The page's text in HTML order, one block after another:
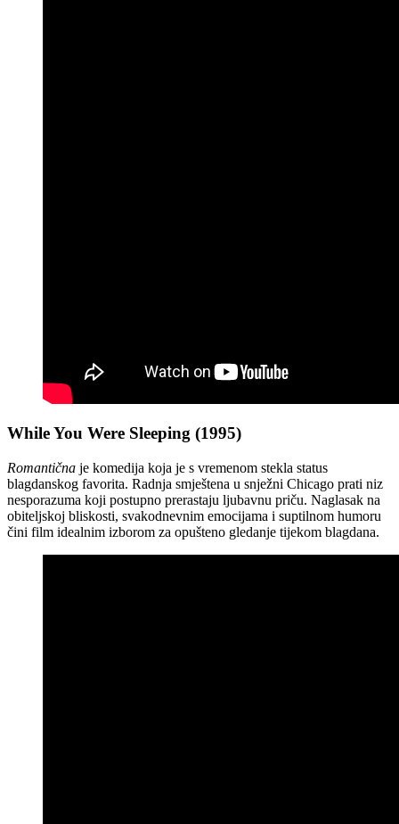
While You Were Sleeping (1995)
Romantična je komedija koja je s vremenom stekla status
blagdanskog favorita. Radnja smještena u snježni Chicago prati niz
nesporazuma koji postupno prerastaju ljubavnu priču. Naglasak na
obiteljskoj bliskosti, svakodnevnim emocijama i suptilnom humoru
čini film idealnim izborom za opušteno gledanje tijekom blagdana.